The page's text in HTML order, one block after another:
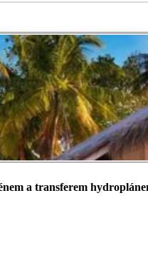
a transferem